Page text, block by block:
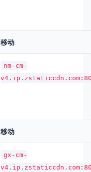
移动
nm-cm-
移动
gx-cm-